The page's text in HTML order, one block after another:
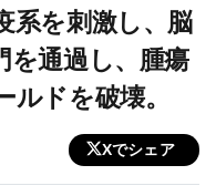
系を刺激し、脳
を通過し、腫瘍
ドを破壊。
Xでシェア